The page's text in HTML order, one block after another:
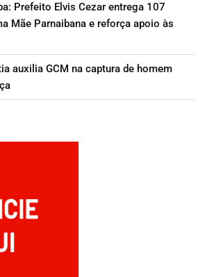
Prefeito Elvis Cezar entrega 107
Mãe Parnaibana e reforça apoio às
auxilia GCM na captura de homem